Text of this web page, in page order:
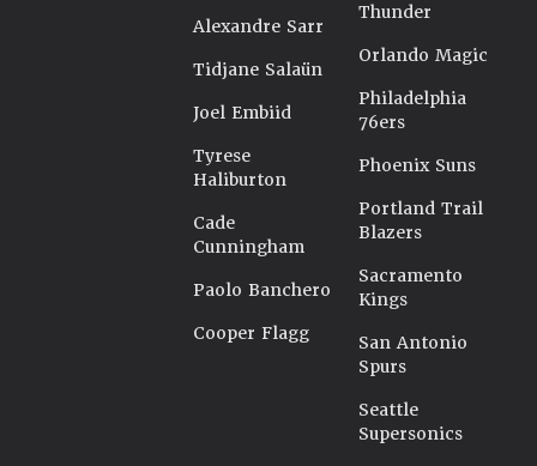
Alexandre Sarr
Tidjane Salaün
Joel Embiid
Tyrese
Haliburton
Cade
Cunningham
Paolo Banchero
Cooper Flagg
Thunder
Orlando Magic
Philadelphia
76ers
Phoenix Suns
Portland Trail
Blazers
Sacramento
Kings
San Antonio
Spurs
Seattle
Supersonics